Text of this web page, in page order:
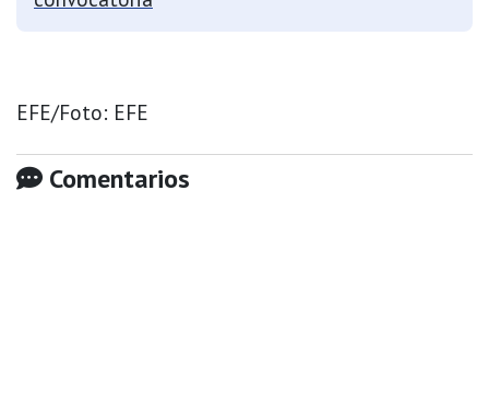
EFE/Foto: EFE
Comentarios